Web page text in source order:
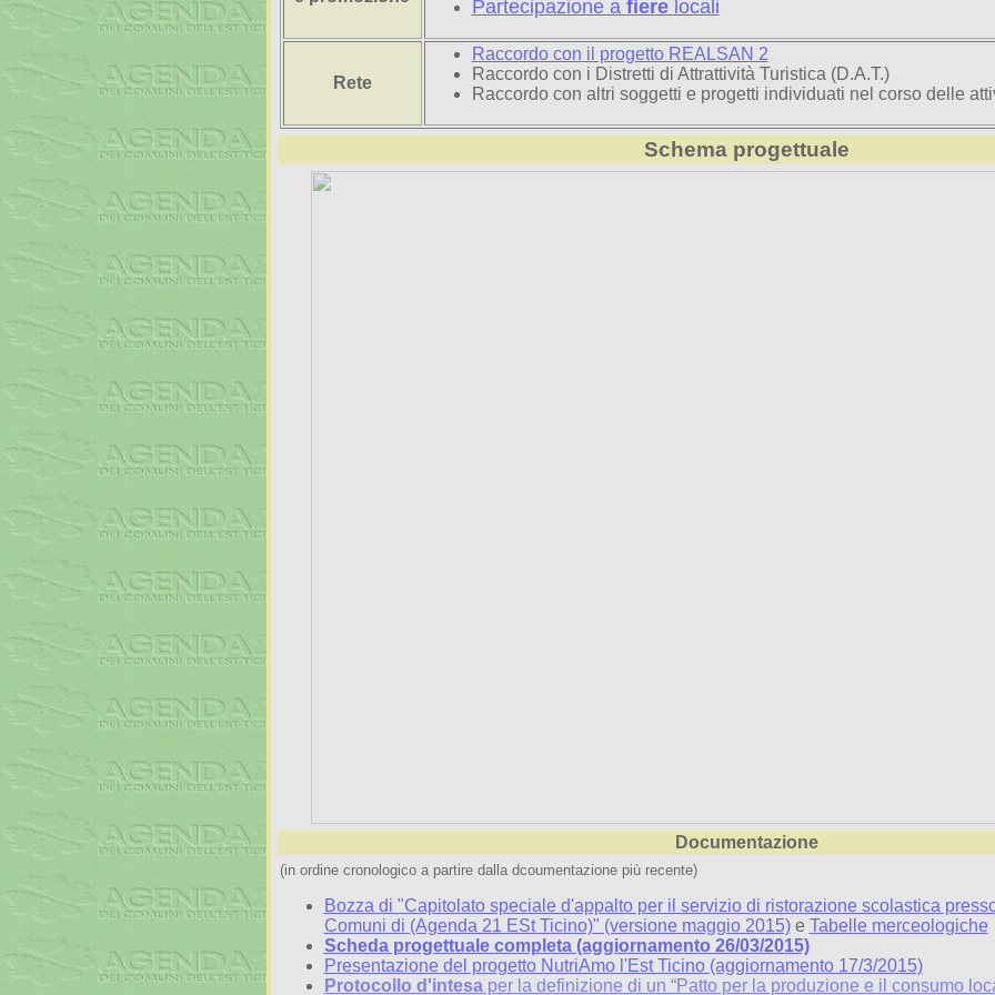
Partecipazione a fierelocali
Rete
Raccordo con il progetto REALSAN 2
Raccordo con i Distretti di Attrattività Turistica (D.A.T.)
Raccordo con altri soggetti e progetti individuati nel corso delle
Schema progettuale
Documentazione
(in ordine cronologico a partire dalla dcoumentazione più recente)
Bozza di "Capitolato speciale d'appalto per il servizio di ristorazione scolastica
Comuni di (Agenda 21 ESt Ticino)" (versione maggio 2015)e Tabelle merceologiche
Scheda progettuale completa (aggiornamento 26/03/2015)
Presentazione del progetto NutriAmo l'Est Ticino (aggiornamento 17/3/2015)
Protocollo d'intesaper la definizione di un “Patto per la produzione e il consumo